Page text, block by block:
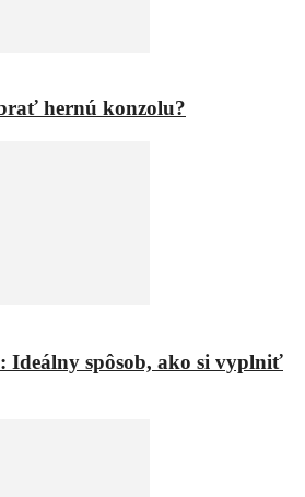
hernú konzolu?
Ideálny spôsob, ako si vyplniť